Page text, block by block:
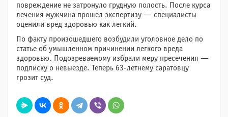
повреждение не затронуло грудную полость. После курса
лечения мужчина прошел экспертизу — специалисты
оценили вред здоровью как легкий.
По факту произошедшего возбудили уголовное дело по
статье об умышленном причинении легкого вреда
здоровью. Подозреваемому избрали меру пресечения —
подписку о невыезде. Теперь 63-летнему саратовцу
грозит суд.